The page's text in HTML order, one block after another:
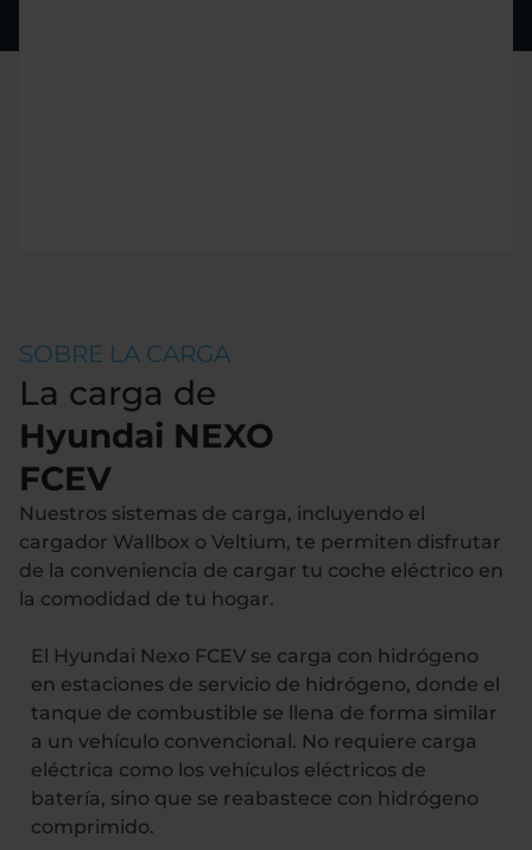
SOBRE LA CARGA
La carga de
Hyundai NEXO
FCEV
Nuestros sistemas de carga, incluyendo el
cargador Wallbox o Veltium, te permiten disfrutar
de la conveniencia de cargar tu coche eléctrico en
la comodidad de tu hogar.
El Hyundai Nexo FCEV se carga con hidrógeno
en estaciones de servicio de hidrógeno, donde el
tanque de combustible se llena de forma similar
a un vehículo convencional. No requiere carga
eléctrica como los vehículos eléctricos de
batería, sino que se reabastece con hidrógeno
comprimido.